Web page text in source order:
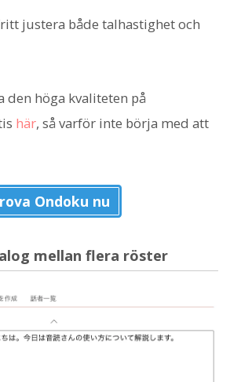
justera både talhastighet och
den höga kvaliteten på
här, så varför inte börja med att
Ondoku nu
mellan flera röster